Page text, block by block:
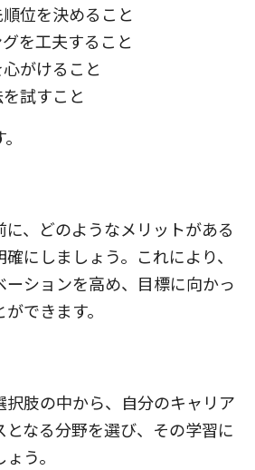
位を決めること
を工夫すること
がけること
試すこと
、どのようなメリットがある
にしましょう。これにより、
ションを高め、目標に向かっ
できます。
肢の中から、自分のキャリア
なる分野を選び、その学習に
う。